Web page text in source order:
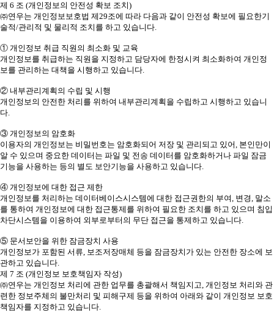
제 6 조 (개인정보의 안전성 확보 조치)
㈜연우는 개인정보보호법 제29조에 따라 다음과 같이 안전성 확보에 필요한기
술적/관리적 및 물리적 조치를 하고 있습니다.
① 개인정보 취급 직원의 최소화 및 교육
개인정보를 취급하는 직원을 지정하고 담당자에 한정시켜 최소화하여 개인정
보를 관리하는 대책을 시행하고 있습니다.
② 내부관리계획의 수립 및 시행
개인정보의 안전한 처리를 위하여 내부관리계획을 수립하고 시행하고 있습니
다.
③ 개인정보의 암호화
이용자의 개인정보는 비밀번호는 암호화되어 저장 및 관리되고 있어, 본인만이
알 수 있으며 중요한 데이터는 파일 및 전송 데이터를 암호화하거나 파일 잠금
기능을 사용하는 등의 별도 보안기능을 사용하고 있습니다.
④ 개인정보에 대한 접근 제한
개인정보를 처리하는 데이터베이스시스템에 대한 접근권한의 부여, 변경, 말소
를 통하여 개인정보에 대한 접근통제를 위하여 필요한 조치를 하고 있으며 침입
차단시스템을 이용하여 외부로부터의 무단 접근을 통제하고 있습니다.
⑤ 문서보안을 위한 잠금장치 사용
개인정보가 포함된 서류, 보조저장매체 등을 잠금장치가 있는 안전한 장소에 보
관하고 있습니다.
제 7 조 (개인정보 보호책임자 작성)
㈜연우는 개인정보 처리에 관한 업무를 총괄해서 책임지고, 개인정보 처리와 관
련한 정보주체의 불만처리 및 피해구제 등을 위하여 아래와 같이 개인정보 보호
책임자를 지정하고 있습니다.